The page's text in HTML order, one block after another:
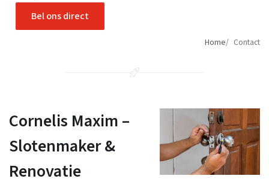
Bel ons direct
Home Contact
Cornelis Maxim –
Slotenmaker &
Renovatie